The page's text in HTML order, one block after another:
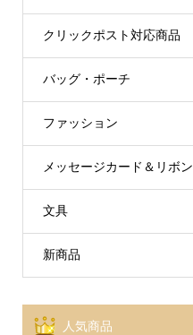
クリックポスト対応商品
バッグ・ポーチ
ファッション
メッセージカード＆リボン
文具
新商品
人気商品